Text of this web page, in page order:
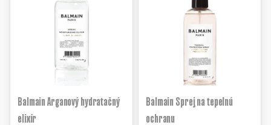
Balmain Arganový hydratačný
elixír
Balmain Sprej na tepelnú
ochranu